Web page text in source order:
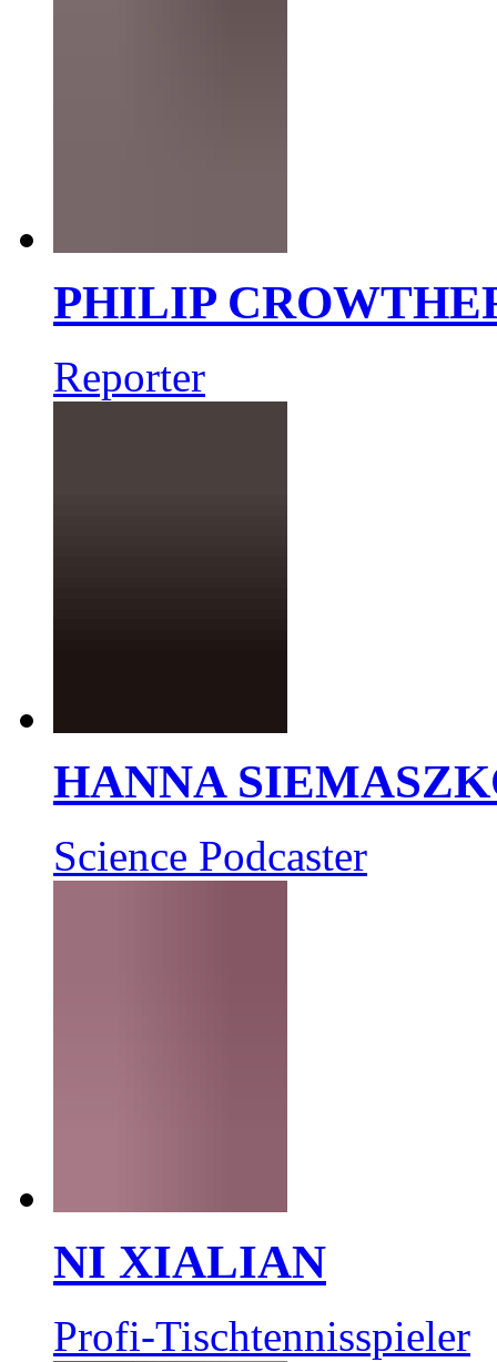
PHILIP
Reporter
HANNA
Science Podcaster
NI XIALIAN
Profi-Tischtennisspieler